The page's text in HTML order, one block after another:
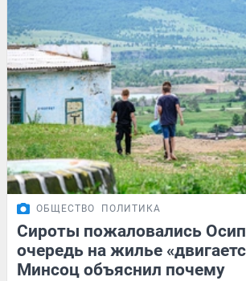
ОБЩЕСТВО ПОЛИТИКА
Сироты пожаловались
очередь на жилье
Минсоц объяснил почему